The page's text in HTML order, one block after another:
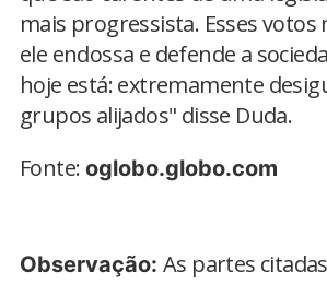
mais progressista. Esses
ele endossa e defende a
hoje está: extremamente
grupos alijados" disse Duda.
Fonte: oglobo.globo.com
Observação: As partes